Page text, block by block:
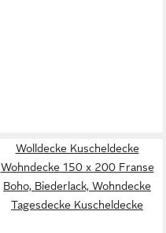
Wolldecke Kuscheldecke
Wohndecke 150 x 200 Franse
Boho, Biederlack, Wohndecke
Tagesdecke Kuscheldecke